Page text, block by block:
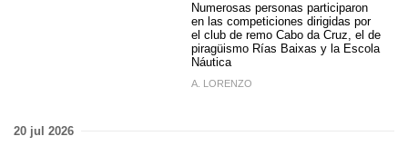
Numerosas personas participaron
en las competiciones dirigidas por
el club de remo Cabo da Cruz, el de
piragüismo Rías Baixas y la Escola
Náutica
A. LORENZO
20 jul 2026